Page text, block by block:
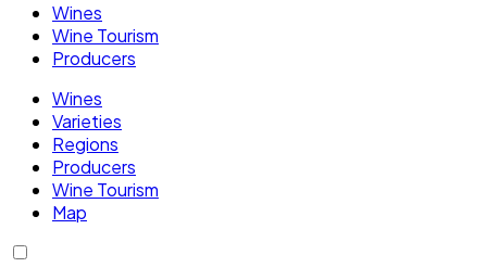
Wines
Wine Tourism
Producers
Wines
Varieties
Regions
Producers
Wine Tourism
Map